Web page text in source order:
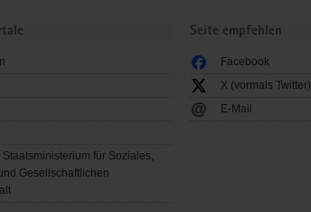
für Soziales,
Gesellschaftlichen
Seite empfehlen
Facebook
X (vormals Twitter)
E-Mail